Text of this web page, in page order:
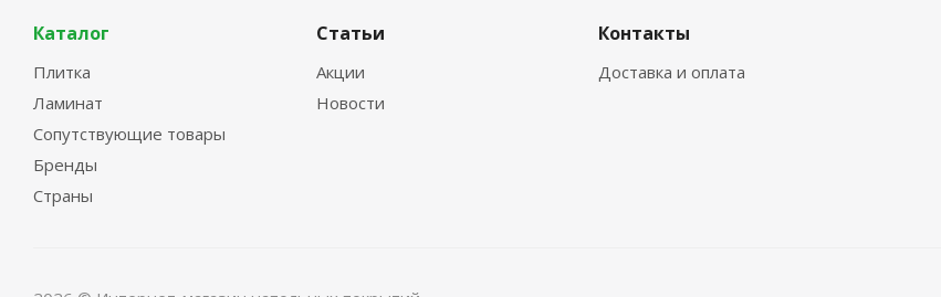
Каталог
Плитка
Ламинат
Сопутствующие товары
Бренды
Страны
Статьи
Акции
Новости
Контакты
Доставка и оплата